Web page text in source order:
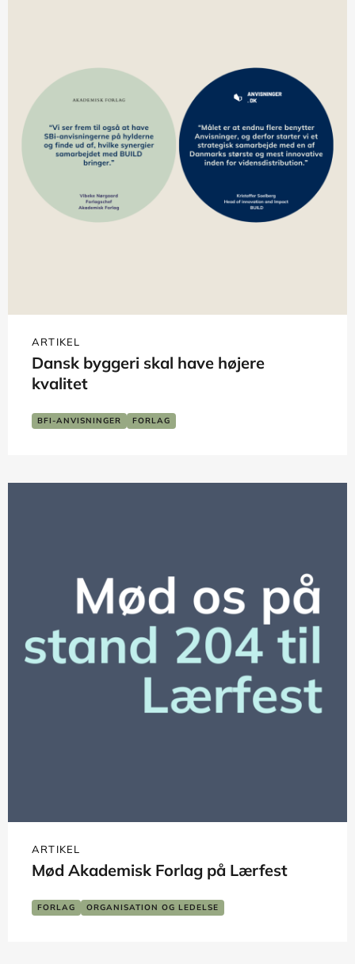
ARTIKEL
Dansk byggeri skal have højere
kvalitet
BFI-ANVISNINGER
FORLAG
ARTIKEL
Mød Akademisk Forlag på Lærfest
FORLAG
ORGANISATION OG LEDELSE